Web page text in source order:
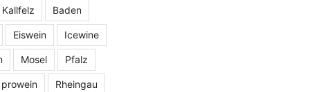
Baden
Eiswein Icewine
Mosel Pfalz
prowein Rheingau